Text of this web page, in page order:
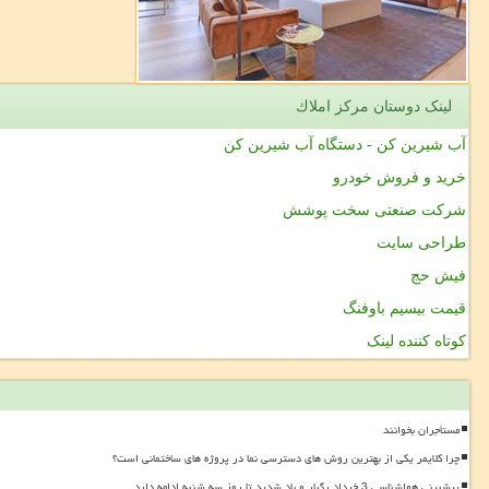
لینک دوستان مركز املاك
آب شیرین کن - دستگاه آب شیرین کن
خرید و فروش خودرو
شرکت صنعتی سخت پوشش
طراحی سایت
فیش حج
قیمت بیسیم باوفنگ
کوتاه کننده لینک
مستأجران بخوانند
چرا کلایمر یکی از بهترین روش های دسترسی نما در پروژه های ساختمانی است؟